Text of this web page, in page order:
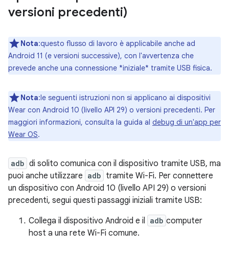
versioni precedenti)
Nota:questo flusso di lavoro è applicabile anche ad
Android 11 (e versioni successive), con l'avvertenza che
prevede anche una connessione *iniziale* tramite USB fisica.
Nota:le seguenti istruzioni non si applicano ai dispositivi
Wear con Android 10 (livello API 29) o versioni precedenti. Per
maggiori informazioni, consulta la guida al debug di un'app per
Wear OS.
adb di solito comunica con il dispositivo tramite USB, ma
puoi anche utilizzare adb tramite Wi-Fi. Per connettere
un dispositivo con Android 10 (livello API 29) o versioni
precedenti, segui questi passaggi iniziali tramite USB:
Collega il dispositivo Android e il adb computer
host a una rete Wi-Fi comune.